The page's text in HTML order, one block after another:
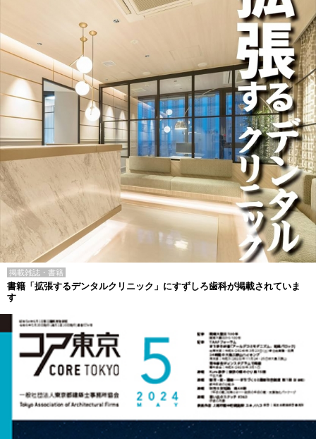
掲載雑誌・書籍
書籍「拡張するデンタルクリニック」にすずしろ歯科が掲載されていま
す